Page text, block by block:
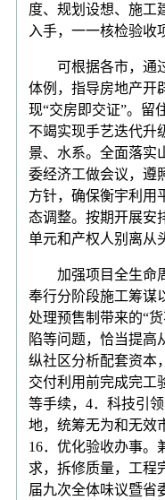
度、规划设想、施工
入手，一一核检验收
可根据各市，通过
体例，指导房地产开
现“交房即交证”。留
不竭实现手艺迭代升
景、水系。全面落实
委经济工做会议，遵
方针，确保衡宇利用
态调整。按期开展安
单元和产权人别离从
加强项目全生命周
奉行分阶段施工筹谋
处理预售制带来的“
陷等问题，恰当提高
纵社区分析配套资本
交付利用前完成完工
等手续，4．科技引
地，统筹无为和无效
16．优化验收办事。
求，拆修质量，工程
届九次全体味议暨省